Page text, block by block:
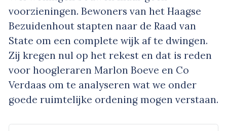
voorzieningen. Bewoners van het Haagse
Bezuidenhout stapten naar de Raad van
State om een complete wijk af te dwingen.
Zij kregen nul op het rekest en dat is reden
voor hoogleraren Marlon Boeve en Co
Verdaas om te analyseren wat we onder
goede ruimtelijke ordening mogen verstaan.